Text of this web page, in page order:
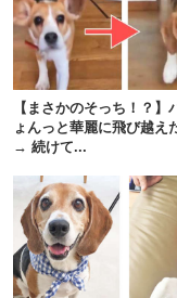
【まさかのそっち！？】
ょんっと華麗に飛び越え
→ 続けて...